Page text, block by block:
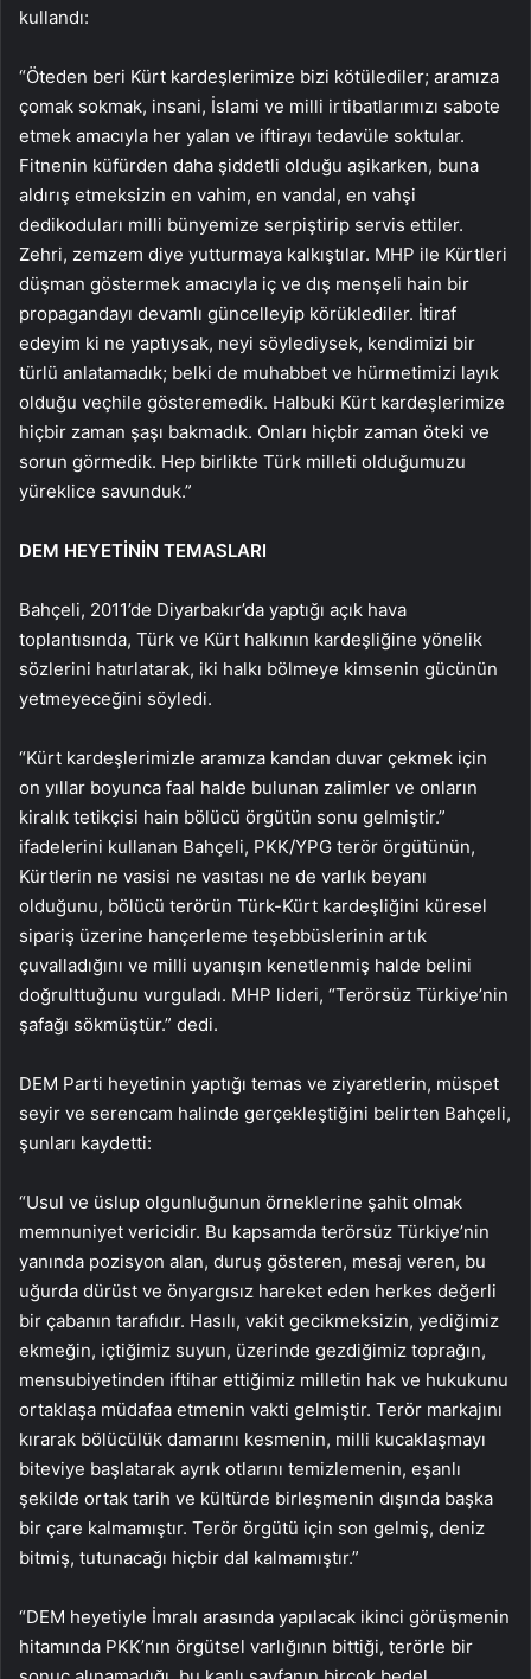
kullandı:
“Öteden beri Kürt kardeşlerimize bizi kötülediler; aramıza
çomak sokmak, insani, İslami ve milli irtibatlarımızı sabote
etmek amacıyla her yalan ve iftirayı tedavüle soktular.
Fitnenin küfürden daha şiddetli olduğu aşikarken, buna
aldırış etmeksizin en vahim, en vandal, en vahşi
dedikoduları milli bünyemize serpiştirip servis ettiler.
Zehri, zemzem diye yutturmaya kalkıştılar. MHP ile Kürtleri
düşman göstermek amacıyla iç ve dış menşeli hain bir
propagandayı devamlı güncelleyip körüklediler. İtiraf
edeyim ki ne yaptıysak, neyi söylediysek, kendimizi bir
türlü anlatamadık; belki de muhabbet ve hürmetimizi layık
olduğu veçhile gösteremedik. Halbuki Kürt kardeşlerimize
hiçbir zaman şaşı bakmadık. Onları hiçbir zaman öteki ve
sorun görmedik. Hep birlikte Türk milleti olduğumuzu
yüreklice savunduk.”
DEM HEYETİNİN TEMASLARI
Bahçeli, 2011’de Diyarbakır’da yaptığı açık hava
toplantısında, Türk ve Kürt halkının kardeşliğine yönelik
sözlerini hatırlatarak, iki halkı bölmeye kimsenin gücünün
yetmeyeceğini söyledi.
“Kürt kardeşlerimizle aramıza kandan duvar çekmek için
on yıllar boyunca faal halde bulunan zalimler ve onların
kiralık tetikçisi hain bölücü örgütün sonu gelmiştir.”
ifadelerini kullanan Bahçeli, PKK/YPG terör örgütünün,
Kürtlerin ne vasisi ne vasıtası ne de varlık beyanı
olduğunu, bölücü terörün Türk-Kürt kardeşliğini küresel
sipariş üzerine hançerleme teşebbüslerinin artık
çuvalladığını ve milli uyanışın kenetlenmiş halde belini
doğrulttuğunu vurguladı. MHP lideri, “Terörsüz Türkiye’nin
şafağı sökmüştür.” dedi.
DEM Parti heyetinin yaptığı temas ve ziyaretlerin, müspet
seyir ve serencam halinde gerçekleştiğini belirten Bahçeli,
şunları kaydetti:
“Usul ve üslup olgunluğunun örneklerine şahit olmak
memnuniyet vericidir. Bu kapsamda terörsüz Türkiye’nin
yanında pozisyon alan, duruş gösteren, mesaj veren, bu
uğurda dürüst ve önyargısız hareket eden herkes değerli
bir çabanın tarafıdır. Hasılı, vakit gecikmeksizin, yediğimiz
ekmeğin, içtiğimiz suyun, üzerinde gezdiğimiz toprağın,
mensubiyetinden iftihar ettiğimiz milletin hak ve hukukunu
ortaklaşa müdafaa etmenin vakti gelmiştir. Terör markajını
kırarak bölücülük damarını kesmenin, milli kucaklaşmayı
biteviye başlatarak ayrık otlarını temizlemenin, eşanlı
şekilde ortak tarih ve kültürde birleşmenin dışında başka
bir çare kalmamıştır. Terör örgütü için son gelmiş, deniz
bitmiş, tutunacağı hiçbir dal kalmamıştır.”
“DEM heyetiyle İmralı arasında yapılacak ikinci görüşmenin
hitamında PKK’nın örgütsel varlığının bittiği, terörle bir